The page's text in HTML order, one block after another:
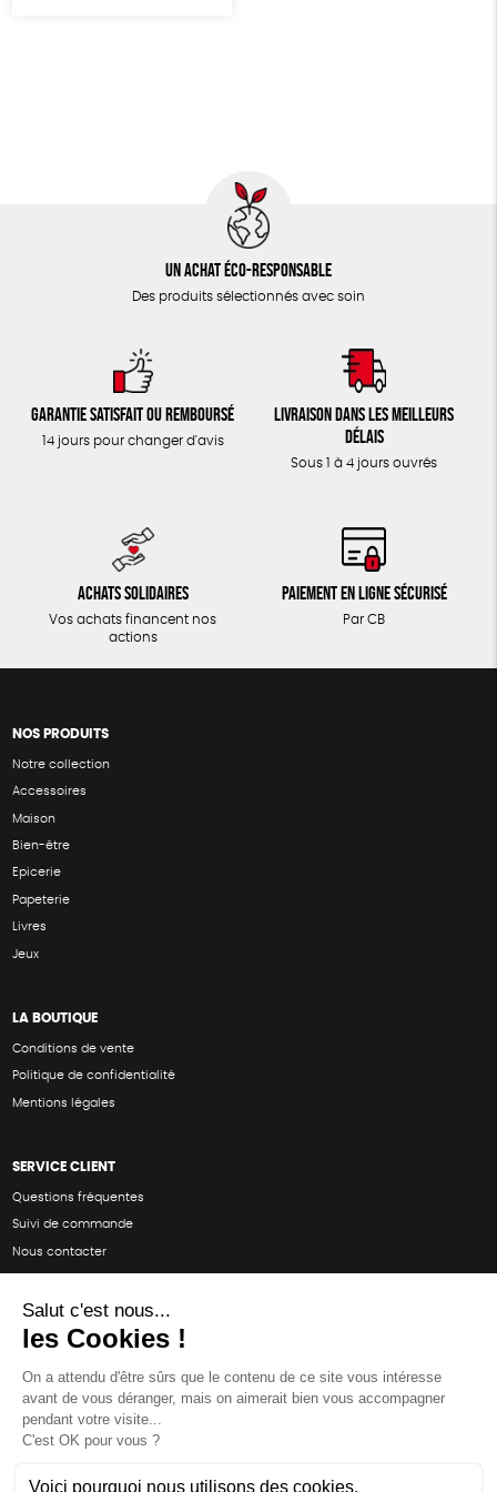
Un achat éco-responsable
Des produits sélectionnés avec soin
Garantie satisfait ou remboursé
14 jours pour changer d'avis
Livraison dans les meilleurs
délais
Sous 1 à 4 jours ouvrés
Achats solidaires
Vos achats financent nos
actions
Paiement en ligne sécurisé
Par CB
NOS PRODUITS
Notre collection
Accessoires
Maison
Bien-être
Epicerie
Papeterie
Livres
Jeux
LA BOUTIQUE
Conditions de vente
Politique de confidentialité
Mentions légales
SERVICE CLIENT
Questions fréquentes
Suivi de commande
Nous contacter
SUIVEZ-NOUS